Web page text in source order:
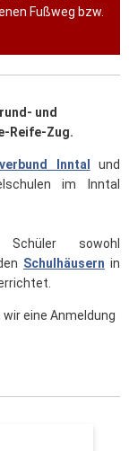
Fußweg bzw.
und
Reife-Zug.
Inntal
und
im Inntal
sowohl
Schulhäusern in
eine Anmeldung